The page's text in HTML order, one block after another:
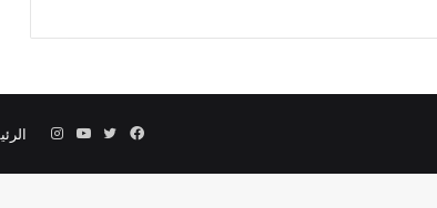
فيسبوك
تويتر يوتيوب